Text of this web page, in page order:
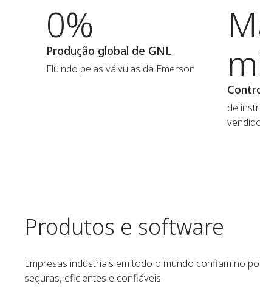
0%
Produção global de GNL
Fluindo pelas válvulas da Emerson
de
Produtos e software
Empresas industriais em todo o mundo confiam no
seguras, eficientes e confiáveis.